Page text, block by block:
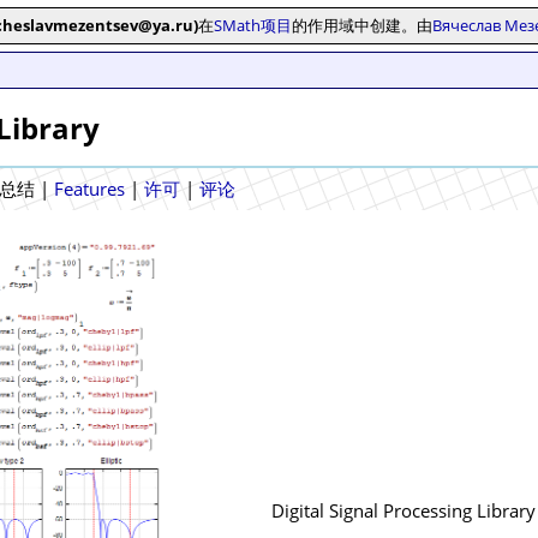
在SMath项目的作用域中创建。由Вячеслав
总结 | Features | 许可 | 评论
Digital Signal Processing Library